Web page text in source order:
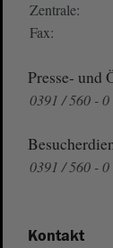
Zentrale:
Fax:
Presse- und
0391 / 560 - 0
0391 / 560 - 0
Kontakt